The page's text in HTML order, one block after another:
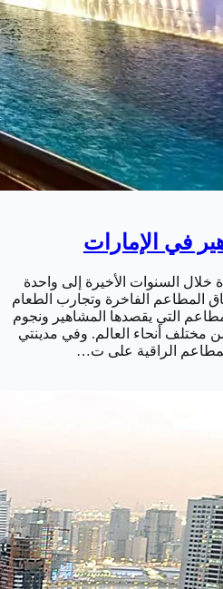
في الإمارات
خلال السنوات الأخيرة إلى واحدة
المطاعم الفاخرة وتجارب الطعام
التي يقصدها المشاهير ونجوم
مختلف أنحاء العالم. وفي مدينتي
الراقية على ت…